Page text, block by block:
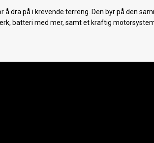
dra på i krevende terreng. Den byr på den
batteri med mer, samt et kraftig